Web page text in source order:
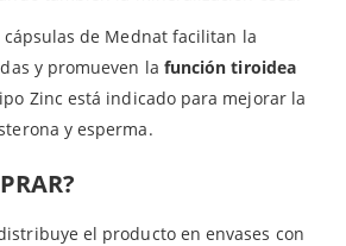
cápsulas de Mednat facilitan la
y promueven la función tiroidea
Zinc está indicado para mejorar la
y esperma.
el producto en envases con